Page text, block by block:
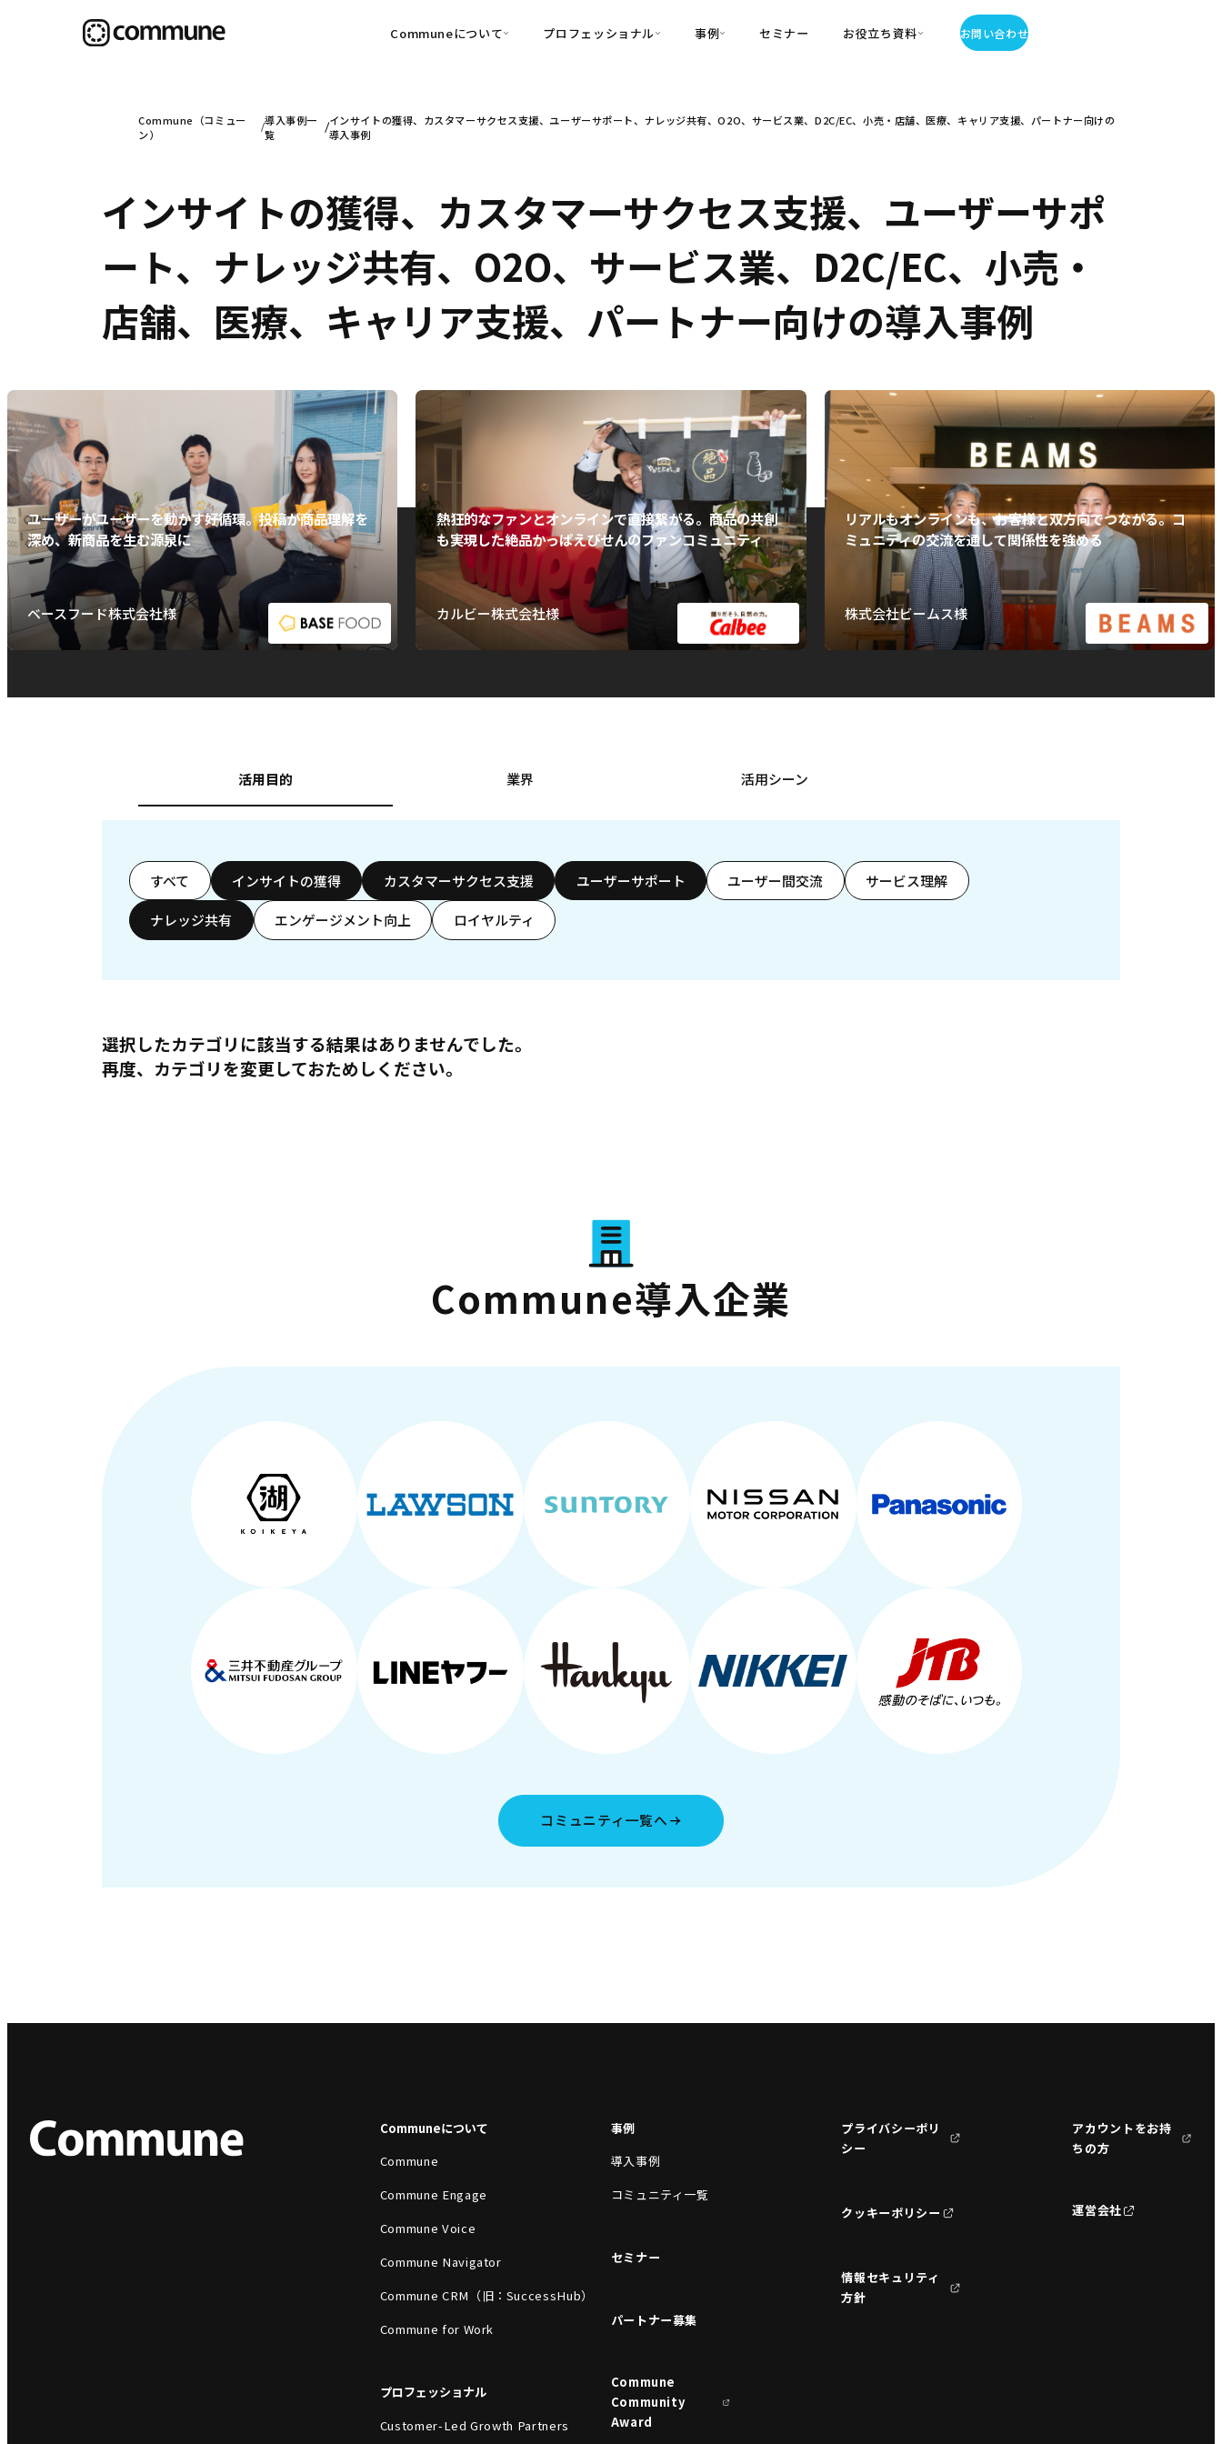
Communeについて
可視化
育成
信頼を醸成する信頼起点経営基盤
SuccessHub）
・Commune for Work
プロフェッショナル
・Customer-Led Growth
事例
導入事例
セミナー お役立ち資料
・お役立ち資料
お問い合わせ
Commune（コミュー
ン）
導入事例一
覧
インサイトの獲得、カスタマーサクセス支援、ユーザーサポート、ナレッジ共有、O2O、サービス業、D2C/EC、小売・店舗、医療、キャリア支援、パートナー向けの
導入事例
インサイトの獲得、カスタマーサクセス支援、ユーザーサポ
ート、ナレッジ共有、O2O、サービス業、D2C/EC、小売・
店舗、医療、キャリア支援、パートナー向けの導入事例
ユーザーがユーザーを動かす好循環。投稿が商品理解を
深め、新商品を生む源泉に
ベースフード株式会社様
熱狂的なファンとオンラインで直接繋がる。商品の共創
も実現した絶品かっぱえびせんのファンコミュニティ
カルビー株式会社様
リアルもオンラインも、お客様と双方向でつながる。コ
ミュニティの交流を通して関係性を強める
株式会社ビームス様
活用目的 業界 活用シーン
すべて インサイトの獲得 カスタマーサクセス支援 ユーザーサポート ユーザー間交流 サービス理解
ナレッジ共有 エンゲージメント向上 ロイヤルティ
選択したカテゴリに該当する結果はありませんでした。
再度、カテゴリを変更しておためしください。
Commune導入企業
コミュニティ一覧へ
Communeについて
Commune
Commune Engage
Commune Voice
Commune Navigator
Commune CRM（旧：SuccessHub）
Commune for Work
プロフェッショナル
Customer-Led Growth Partners
事例
導入事例
コミュニティ一覧
セミナー
パートナー募集
Commune
Community
Award
プライバシーポリ
シー
クッキーポリシー
情報セキュリティ
方針
アカウントをお持
ちの方
運営会社